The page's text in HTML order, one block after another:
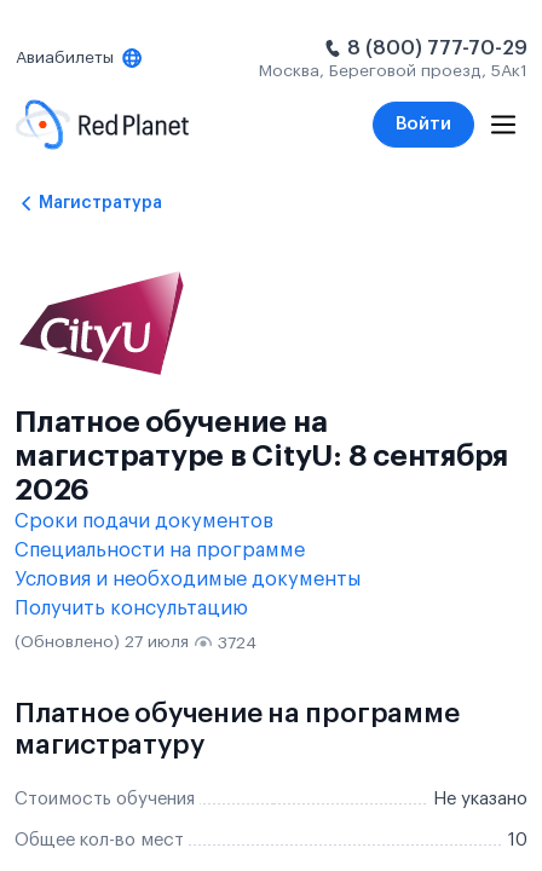
Авиабилеты 8 (800) 777-70-29
Москва, Береговой проезд, 5Ак1
Войти
Магистратура
Платное обучение на
магистратуре в CityU: 8 сентября
2026
Сроки подачи документов
Специальности на программе
Условия и необходимые документы
Получить консультацию
(Обновлено) 27 июля 3724
Платное обучение на программе
магистратуру
Стоимость обучения Не указано
Общее кол-во мест 10